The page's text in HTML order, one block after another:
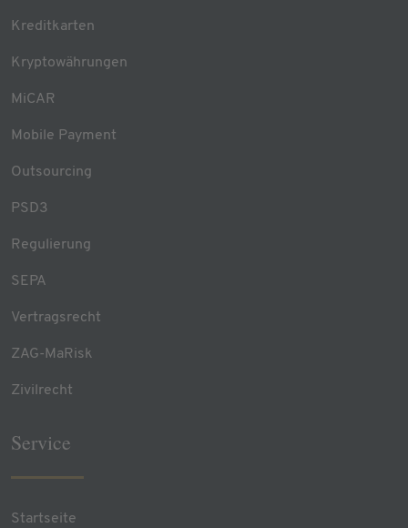
Kreditkarten
Kryptowährungen
MiCAR
Mobile Payment
Outsourcing
PSD3
Regulierung
SEPA
Vertragsrecht
ZAG-MaRisk
Zivilrecht
Service
Startseite